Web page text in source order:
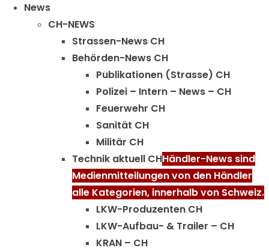
MenuNews
CH-NEWS
Strassen-News CH
Behörden-News CH
Publikationen (Strasse) CH
Polizei – Intern – News – CH
Feuerwehr CH
Sanität CH
Militär CH
Technik aktuell CHHändler-News sind
Medienmitteilungen von den Händler
alle Kategorien, innerhalb von Schweiz.
LKW-Produzenten CH
LKW-Aufbau- & Trailer – CH
KRAN – CH